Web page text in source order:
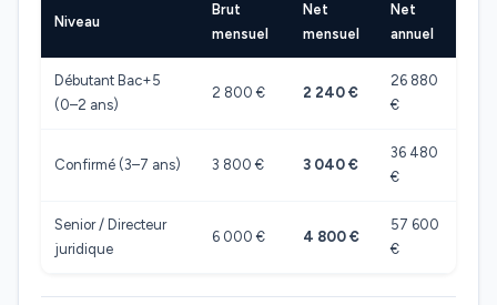
Niveau
Brut
mensuel
Net
mensuel
Net
annuel
Débutant Bac+5
(0–2 ans)
2 800 € 2 240 €
26 880
€
Confirmé (3–7 ans) 3 800 € 3 040 €
36 480
€
Senior / Directeur
juridique
6 000 € 4 800 €
57 600
€